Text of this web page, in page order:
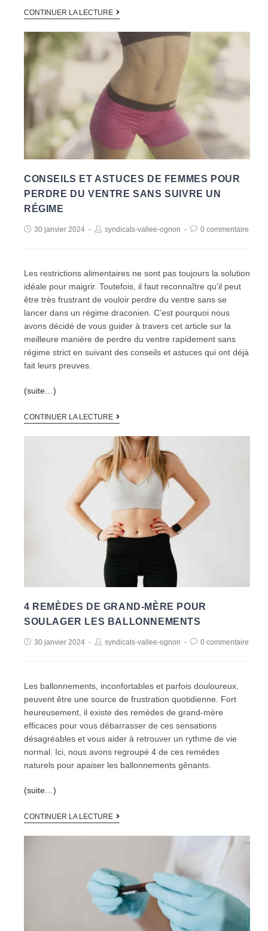
CONTINUER LA LECTURE
CONSEILS ET ASTUCES DE FEMMES POUR
PERDRE DU VENTRE SANS SUIVRE UN
RÉGIME
30 janvier 2024 syndicats-vallee-ognon 0 commentaire
Les restrictions alimentaires ne sont pas toujours la solution
idéale pour maigrir. Toutefois, il faut reconnaître qu’il peut
être très frustrant de vouloir perdre du ventre sans se
lancer dans un régime draconien. C’est pourquoi nous
avons décidé de vous guider à travers cet article sur la
meilleure manière de perdre du ventre rapidement sans
régime strict en suivant des conseils et astuces qui ont déjà
fait leurs preuves.
(suite…)
CONTINUER LA LECTURE
4 REMÈDES DE GRAND-MÈRE POUR
SOULAGER LES BALLONNEMENTS
30 janvier 2024 syndicats-vallee-ognon 0 commentaire
Les ballonnements, inconfortables et parfois douloureux,
peuvent être une source de frustration quotidienne. Fort
heureusement, il existe des remèdes de grand-mère
efficaces pour vous débarrasser de ces sensations
désagréables et vous aider à retrouver un rythme de vie
normal. Ici, nous avons regroupé 4 de ces remèdes
naturels pour apaiser les ballonnements gênants.
(suite…)
CONTINUER LA LECTURE